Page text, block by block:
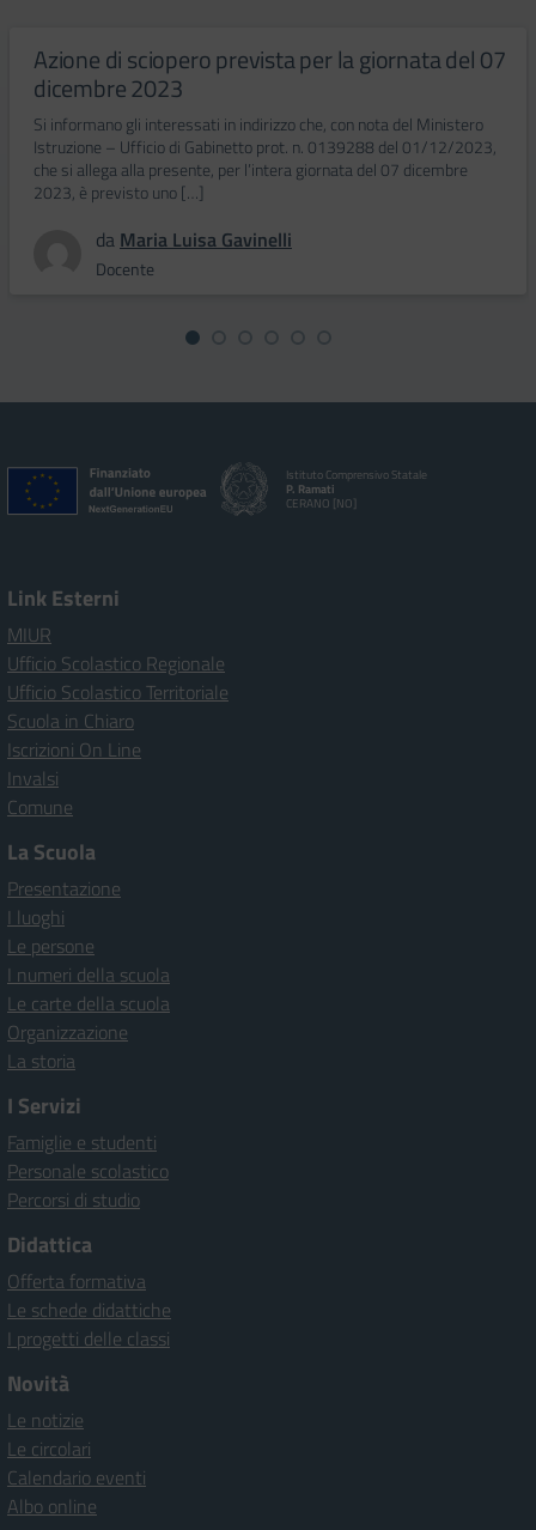
Azione di sciopero prevista per la giornata del 07
dicembre 2023
Si informano gli interessati in indirizzo che, con nota del Ministero
Istruzione – Ufficio di Gabinetto prot. n. 0139288 del 01/12/2023,
che si allega alla presente, per l’intera giornata del 07 dicembre
2023, è previsto uno […]
da Maria Luisa Gavinelli
Docente
Istituto Comprensivo Statale
P. Ramati
CERANO [NO]
Link Esterni
MIUR
Ufficio Scolastico Regionale
Ufficio Scolastico Territoriale
Scuola in Chiaro
Iscrizioni On Line
Invalsi
Comune
La Scuola
Presentazione
I luoghi
Le persone
I numeri della scuola
Le carte della scuola
Organizzazione
La storia
I Servizi
Famiglie e studenti
Personale scolastico
Percorsi di studio
Didattica
Offerta formativa
Le schede didattiche
I progetti delle classi
Novità
Le notizie
Le circolari
Calendario eventi
Albo online